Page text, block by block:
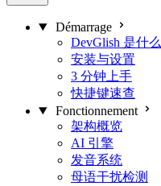
Démarrage
DevGlish 是什么
安装与设置
3 分钟上手
快捷键速查
Fonctionnement
架构概览
AI 引擎
发音系统
母语干扰检测